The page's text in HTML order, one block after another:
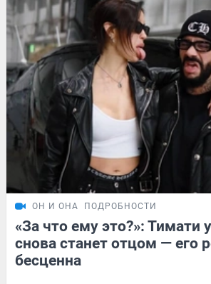
ОН И ОНА ПОДРОБНОСТИ
«За что ему это?»: Тимати
снова станет отцом — его
бесценна